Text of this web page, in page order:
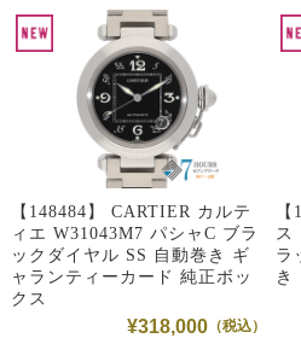
【148484】 CARTIER カルテ
ィエ W31043M7 パシャC ブラ
ックダイヤル SS 自動巻き ギ
ャランティーカード 純正ボッ
クス
¥318,000
ス
ラ
き